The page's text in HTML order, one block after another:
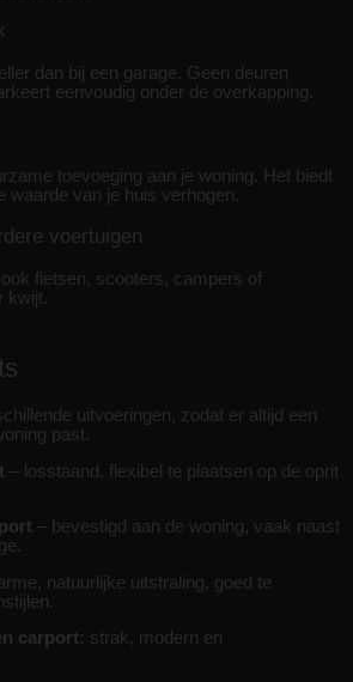
dan bij een garage. Geen deuren
eenvoudig onder de overkapping.
toevoeging aan je woning. Het biedt
waarde van je huis verhogen.
voertuigen
ook fietsen, scooters, campers of
kwijt.
uitvoeringen, zodat er altijd een
past.
– losstaand, flexibel te plaatsen op de oprit
– bevestigd aan de woning, vaak naast
natuurlijke uitstraling, goed te
carport: strak, modern en